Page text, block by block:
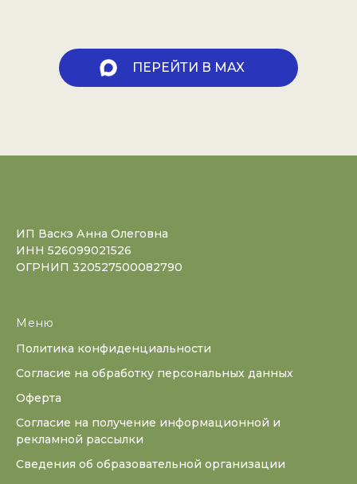
ПЕРЕЙТИ В MAX
ИП Васкэ Анна Олеговна
ИНН 526099021526
ОГРНИП 320527500082790
Меню
Политика конфиденциальности
Согласие на обработку персональных данных
Оферта
Согласие на получение информационной и
рекламной рассылки
Сведения об образовательной организации